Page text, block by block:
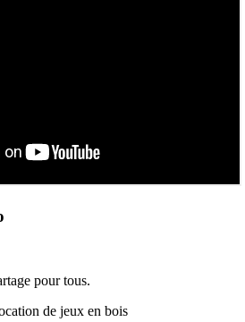
pour tous.
de jeux en bois